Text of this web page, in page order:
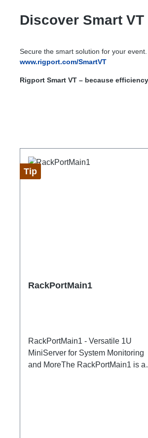
Discover Smart VT
Secure the smart solution for your
www.rigport.com/SmartVT
Rigport Smart VT – because
Tip
RackPortMain1
RackPortMain1 - Versatile 1U
MiniServer for System Monitoring
and MoreThe RackPortMain1 is a